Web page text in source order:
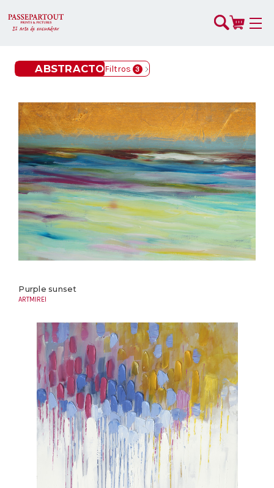
ABSTRACTOFiltros 3
Purple sunset
ARTMIREI